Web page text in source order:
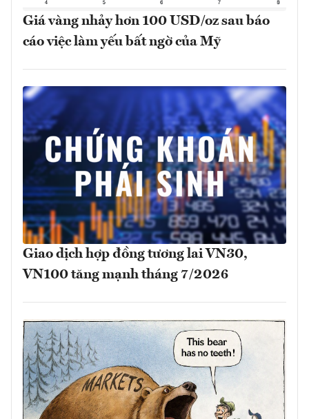
Giá vàng nhảy hơn 100 USD/oz sau báo
cáo việc làm yếu bất ngờ của Mỹ
Giao dịch hợp đồng tương lai VN30,
VN100 tăng mạnh tháng 7/2026